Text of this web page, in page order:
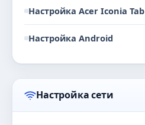
Настройка Acer Iconia Tab
Настройка Android
Настройка сети